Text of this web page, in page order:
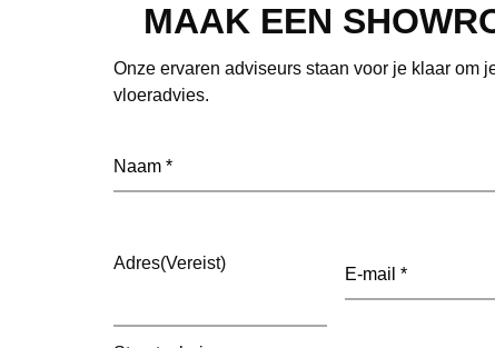
MAAK EEN
Onze ervaren adviseurs staan voor je klaar om
vloeradvies.
Adres(Vereist)